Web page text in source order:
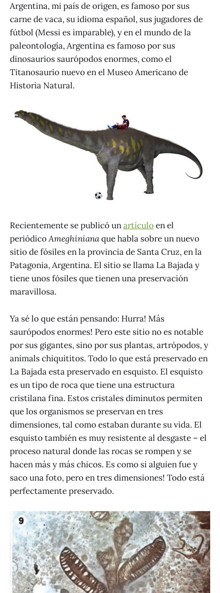
Argentina, mi país de origen, es famoso por sus
carne de vaca, su idioma español, sus jugadores de
fútbol (Messi es imparable), y en el mundo de la
paleontología, Argentina es famoso por sus
dinosaurios saurópodos enormes, como el
Titanosaurio nuevo en el Museo Americano de
Historia Natural.
Recientemente se publicó unartículoen el
periódicoAmeghinianaque habla sobre un nuevo
sitio de fósiles en la provincia de Santa Cruz, en la
Patagonia, Argentina. El sitio se llama La Bajada y
tiene unos fósiles que tienen una preservación
maravillosa.
Ya sé lo que están pensando: Hurra! Más
saurópodos enormes! Pero este sitio no es notable
por sus gigantes, sino por sus plantas, artrópodos, y
animals chiquititos. Todo lo que está preservado en
La Bajada esta preservado en esquisto. El esquisto
es un tipo de roca que tiene una estructura
cristilana fina. Estos cristales diminutos permiten
que los organismos se preservan en tres
dimensiones, tal como estaban durante su vida. El
esquisto también es muy resistente al desgaste – el
proceso natural donde las rocas se rompen y se
hacen más y más chicos. Es como si alguien fue y
saco una foto, pero en tres dimensiones! Todo está
perfectamente preservado.